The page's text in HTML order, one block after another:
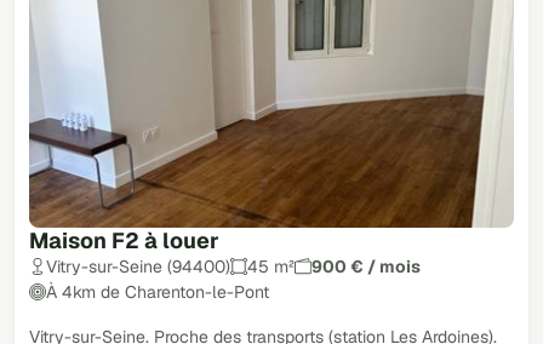
Maison F2 à louer
Vitry-sur-Seine (94400) 45 m²
900 € / mois
À 4km de Charenton-le-Pont
Vitry-sur-Seine. Proche des transports (station Les Ardoines).